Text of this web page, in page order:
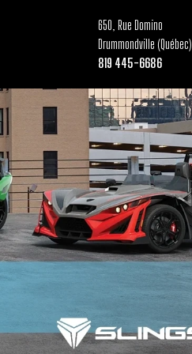
650, Rue Domino
Drummondville (Québec)
819 445-6686